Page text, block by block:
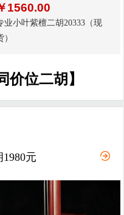
1560.00
业小叶紫檀二胡20333（现
）
价位二胡】
元